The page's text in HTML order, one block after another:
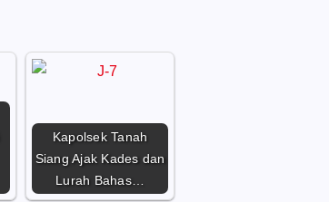
Kapolsek Tanah
Siang Ajak Kades dan
Lurah Bahas…